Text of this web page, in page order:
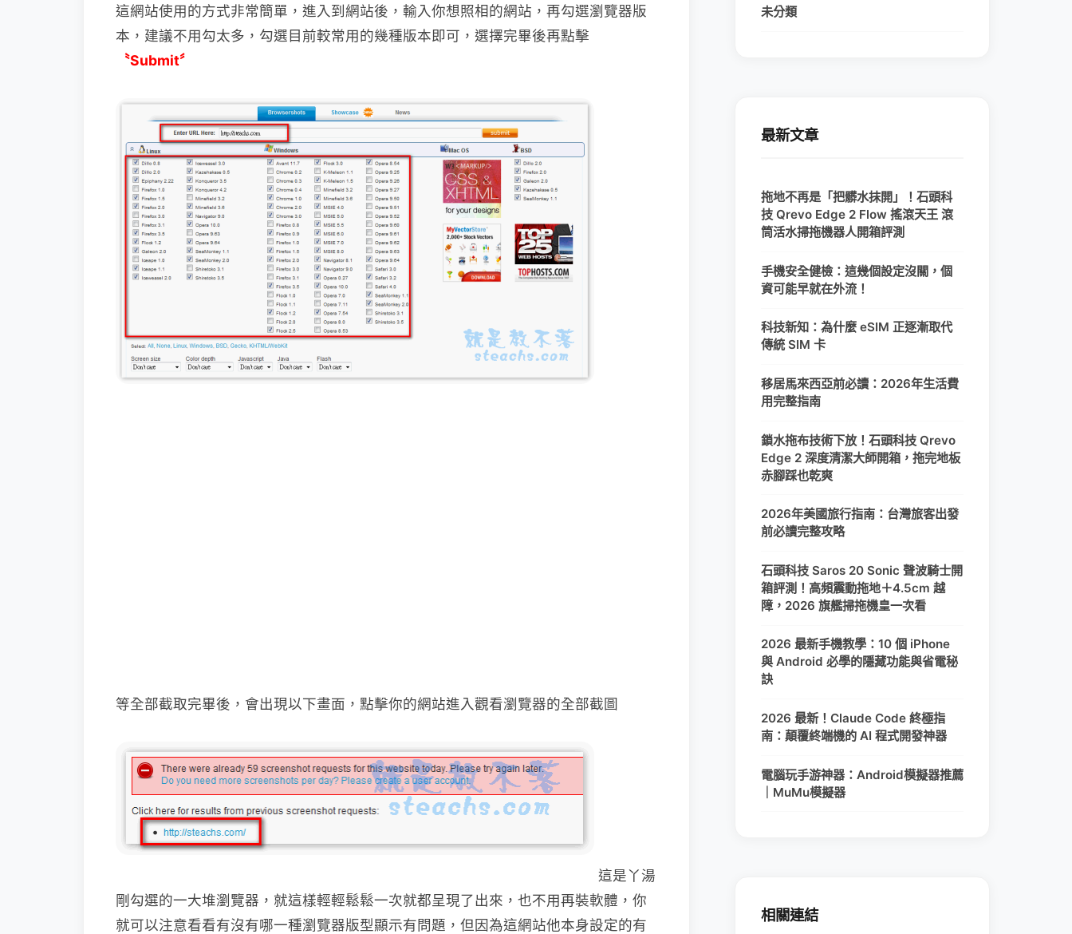
這網站使用的方式非常簡單，進入到網站後，輸入你想照相的網站，再勾選瀏覽器版
本， 建議不用勾太多，勾選目前較常用的幾種版本即可，選擇完畢後再點擊
〝Submit〞
等全部截取完畢後，會出現以下畫面，點擊你的網站進入觀看瀏覽器的全部截圖
這是丫湯
剛勾選的一大堆瀏覽器，就這樣輕輕鬆鬆一次就都呈現了出來，也不用再裝軟體，你
就可以注意看看有沒有哪一種瀏覽器版型顯示有問題，但因為這網站他本身設定的有
未分類
最新文章
拖地不再是「把髒水抹開」！石頭科
技 Qrevo Edge 2 Flow 搖滾天王 滾
筒活水掃拖機器人開箱評測
手機安全健檢：這幾個設定沒關，個
資可能早就在外流！
科技新知：為什麼 eSIM 正逐漸取代
傳統 SIM 卡
移居馬來西亞前必讀：2026年生活費
用完整指南
鎖水拖布技術下放！石頭科技 Qrevo
Edge 2 深度清潔大師開箱，拖完地板
赤腳踩也乾爽
2026年美國旅行指南：台灣旅客出發
前必讀完整攻略
石頭科技 Saros 20 Sonic 聲波騎士開
箱評測！高頻震動拖地＋4.5cm 越
障，2026 旗艦掃拖機皇一次看
2026 最新手機教學：10 個 iPhone
與 Android 必學的隱藏功能與省電秘
訣
2026 最新！Claude Code 終極指
南：顛覆終端機的 AI 程式開發神器
電腦玩手游神器：Android模擬器推薦
｜MuMu模擬器
相關連結